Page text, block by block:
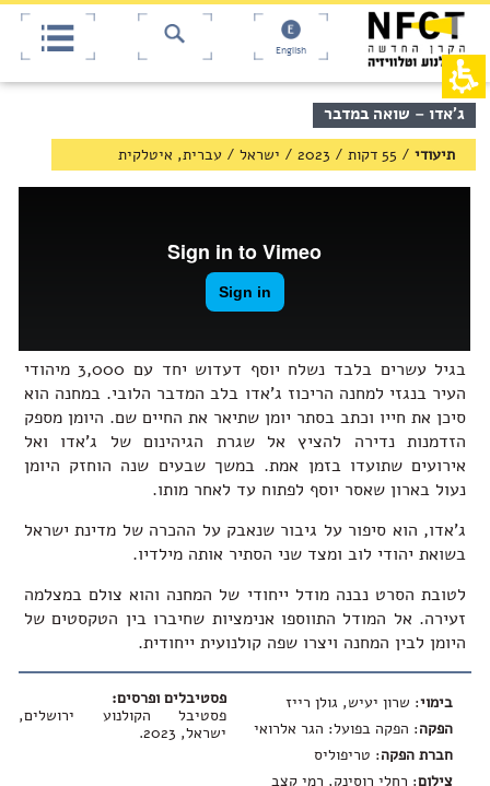
תחילתו
אינטרנט,
לחץ
אנטר
כדי
לאזור
תוכן
ראש
באפשרותך
ללחוץ
אנטר
כדי
לדלג
English
תוכן
מרכזי,
באפשרותך
ללחוץ
אנטר
ג'אדו – שואה במדבר
תיעודי / 55 דקות /
2023
/ ישראל / עברית, איטלקית
בגיל עשרים בלבד נשלח יוסף דעדוש יחד עם 3,000 מיהודי
העיר בנגזי למחנה הריכוז ג'אדו בלב המדבר הלובי. במחנה הוא
סיכן את חייו וכתב בסתר יומן שתיאר את החיים שם. היומן מספק
הזדמנות נדירה להציץ אל שגרת הגיהינום של ג'אדו ואל
אירועים שתועדו בזמן אמת. במשך שבעים שנה הוחזק היומן
נעול בארון שאסר יוסף לפתוח עד לאחר מותו.
ג'אדו, הוא סיפור על גיבור שנאבק על ההכרה של מדינת ישראל
בשואת יהודי לוב ומצד שני הסתיר אותה מילדיו.
לטובת הסרט נבנה מודל ייחודי של המחנה והוא צולם במצלמה
זעירה. אל המודל התווספו אנימציות שחיברו בין הטקסטים של
היומן לבין המחנה ויצרו שפה קולנועית ייחודית.
פסטיבלים ופרסים:
פסטיבל הקולנוע ירושלים,
ישראל, 2023.
בימוי: שרון יעיש, גולן רייז
הפקה: הפקה בפועל: הגר אלרואי
חברת הפקה: טריפוליס
צילום: רחלי רוסינק, רמי קצב